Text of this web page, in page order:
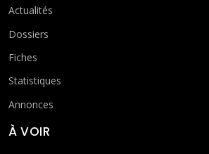
Actualités
Dossiers
Fiches
Statistiques
Annonces
À VOIR